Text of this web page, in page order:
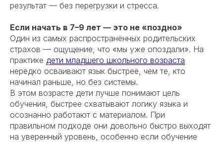
результат — без перегрузки и стресса.
Если начать в 7–9 лет — это не «поздно»
Один из самых распространённых родительских
страхов — ощущение, что «мы уже опоздали». На
практике дети младшего школьного возраста
нередко осваивают язык быстрее, чем те, кто
начинал раньше, но без системы.
В этом возрасте дети лучше понимают цель
обучения, быстрее схватывают логику языка и
осознанно работают с материалом. При
правильном подходе они довольно быстро выходят
на уверенный уровень, особенно если обучение